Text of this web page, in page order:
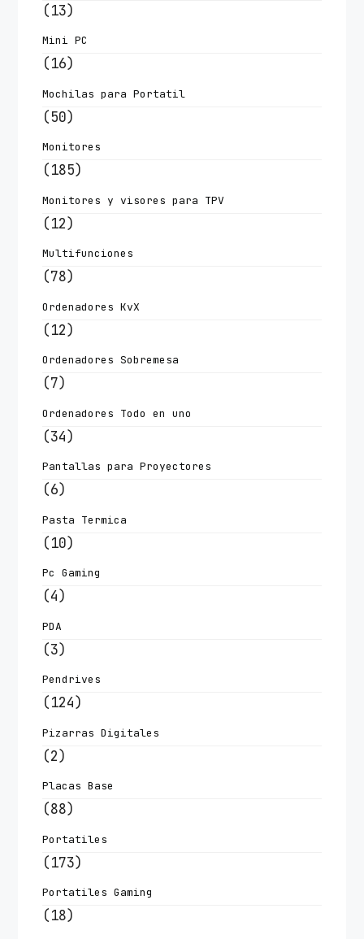
(13)
Mini PC
(16)
Mochilas para Portatil
(50)
Monitores
(185)
Monitores y visores para TPV
(12)
Multifunciones
(78)
Ordenadores KvX
(12)
Ordenadores Sobremesa
(7)
Ordenadores Todo en uno
(34)
Pantallas para Proyectores
(6)
Pasta Termica
(10)
Pc Gaming
(4)
PDA
(3)
Pendrives
(124)
Pizarras Digitales
(2)
Placas Base
(88)
Portatiles
(173)
Portatiles Gaming
(18)